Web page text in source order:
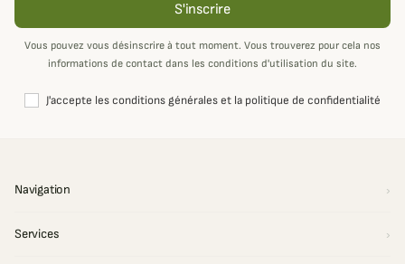
S'inscrire
Vous pouvez vous désinscrire à tout moment. Vous trouverez pour cela nos
informations de contact dans les conditions d'utilisation du site.
J'accepte les conditions générales et la politique de confidentialité
Navigation
Services